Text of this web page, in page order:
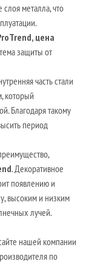
металла, что
цена
защиты от
часть стали
который
Благодаря такому
период
. Декоративное
появлению и
высоким и низким
лучей.
нашей компании
по